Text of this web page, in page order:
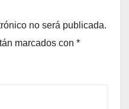
no será publicada.
marcados con *